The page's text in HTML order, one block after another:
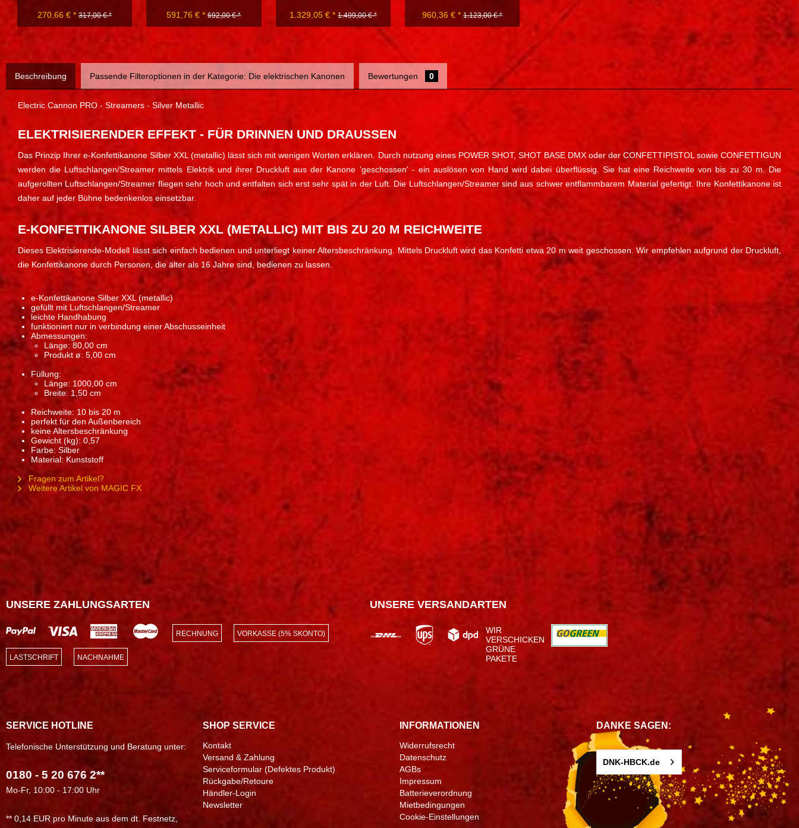
270,66 € * 317,00 € * 591,76 € * 692,00 € * 1.329,05 € * 1.499,00 € * 960,36 € * 1.123,00 € *
Beschreibung Passende Filteroptionen in der Kategorie: Die elektrischen Kanonen Bewertungen 0
Electric Cannon PRO - Streamers - Silver Metallic
ELEKTRISIERENDER EFFEKT - FÜR DRINNEN UND DRAUSSEN
Das Prinzip Ihrer e-Konfettikanone Silber XXL (metallic) lässt sich mit wenigen Worten erklären. Durch nutzung eines POWER SHOT, SHOT BASE DMX oder der CONFETTIPISTOL sowie CONFETTIGUN
werden die Luftschlangen/Streamer mittels Elektrik und ihrer Druckluft aus der Kanone 'geschossen' - ein auslösen von Hand wird dabei überflüssig. Sie hat eine Reichweite von bis zu 30 m. Die
aufgerollten Luftschlangen/Streamer fliegen sehr hoch und entfalten sich erst sehr spät in der Luft. Die Luftschlangen/Streamer sind aus schwer entflammbarem Material gefertigt. Ihre Konfettikanone ist
daher auf jeder Bühne bedenkenlos einsetzbar.
E-KONFETTIKANONE SILBER XXL (METALLIC) MIT BIS ZU 20 M REICHWEITE
Dieses Elektrisierende-Modell lässt sich einfach bedienen und unterliegt keiner Altersbeschränkung. Mittels Druckluft wird das Konfetti etwa 20 m weit geschossen. Wir empfehlen aufgrund der Druckluft,
die Konfettikanone durch Personen, die älter als 16 Jahre sind, bedienen zu lassen.
e-Konfettikanone Silber XXL (metallic)
gefüllt mit Luftschlangen/Streamer
leichte Handhabung
funktioniert nur in verbindung einer Abschusseinheit
Abmessungen:
Länge: 80,00 cm
Produkt ø: 5,00 cm
Füllung:
Länge: 1000,00 cm
Breite: 1,50 cm
Reichweite: 10 bis 20 m
perfekt für den Außenbereich
keine Altersbeschränkung
Gewicht (kg): 0,57
Farbe: Silber
Material: Kunststoff
Fragen zum Artikel?
Weitere Artikel von MAGIC FX
UNSERE ZAHLUNGSARTEN
RECHNUNG VORKASSE (5% SKONTO)
LASTSCHRIFT NACHNAHME
UNSERE VERSANDARTEN
WIR
VERSCHICKEN
GRÜNE
PAKETE
SERVICE HOTLINE
Telefonische Unterstützung und Beratung unter:
0180 - 5 20 676 2**
Mo-Fr, 10:00 - 17:00 Uhr
** 0,14 EUR pro Minute aus dem dt. Festnetz,
SHOP SERVICE
Kontakt
Versand & Zahlung
Serviceformular (Defektes Produkt)
Rückgabe/Retoure
Händler-Login
Newsletter
INFORMATIONEN
Widerrufsrecht
Datenschutz
AGBs
Impressum
Batterieverordnung
Mietbedingungen
Cookie-Einstellungen
DANKE SAGEN:
DNK-HBCK.de